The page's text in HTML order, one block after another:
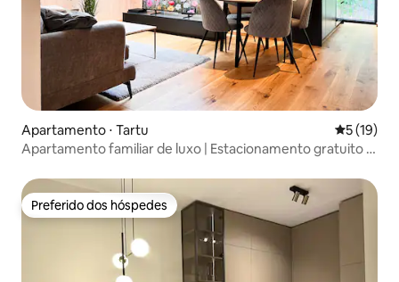
Apartamento ⋅ Tartu 5 de uma
5 (19)
Apartamento familiar de luxo | Estacionamento gratuito |
Preferido dos hóspedes
Preferido dos hóspedes